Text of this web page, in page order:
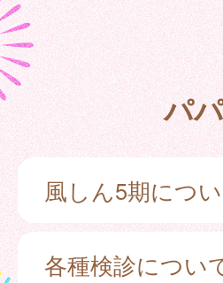
パ
風しん5期につ
各種検診につい